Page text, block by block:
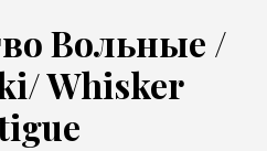
Вольные /
Whisker